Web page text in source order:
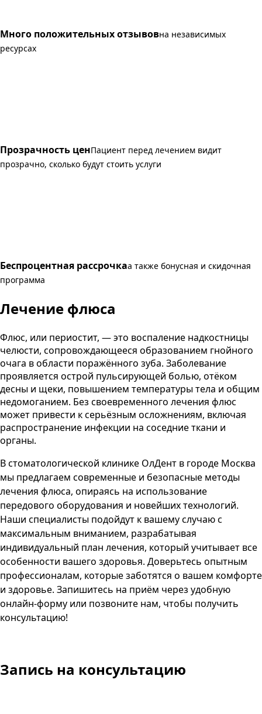
Много положительных отзывовна независимых
ресурсах
Прозрачность ценПациент перед лечением видит
прозрачно, сколько будут стоить услуги
Беспроцентная рассрочкаа также бонусная и скидочная
программа
Лечение флюса
Флюс, или периостит, — это воспаление надкостницы
челюсти, сопровождающееся образованием гнойного
очага в области поражённого зуба. Заболевание
проявляется острой пульсирующей болью, отёком
десны и щеки, повышением температуры тела и общим
недомоганием. Без своевременного лечения флюс
может привести к серьёзным осложнениям, включая
распространение инфекции на соседние ткани и
органы.
В стоматологической клинике ОлДент в городе Москва
мы предлагаем современные и безопасные методы
лечения флюса, опираясь на использование
передового оборудования и новейших технологий.
Наши специалисты подойдут к вашему случаю с
максимальным вниманием, разрабатывая
индивидуальный план лечения, который учитывает все
особенности вашего здоровья. Доверьтесь опытным
профессионалам, которые заботятся о вашем комфорте
и здоровье. Запишитесь на приём через удобную
онлайн-форму или позвоните нам, чтобы получить
консультацию!
Запись на консультацию